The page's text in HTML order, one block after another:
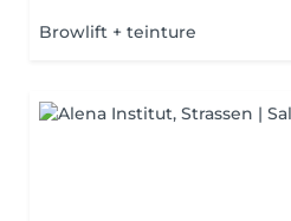
Browlift + teinture